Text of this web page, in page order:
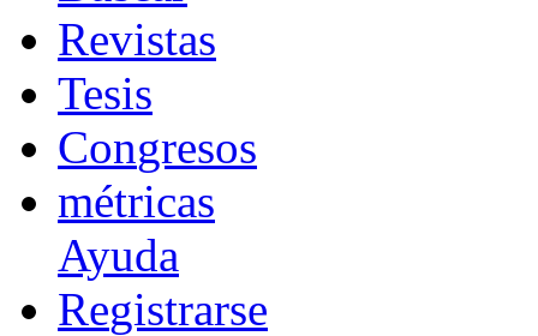
Revistas
Tesis
Congresos
métricas
Ayuda
Registrarse